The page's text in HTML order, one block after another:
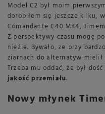
Model C2 był moim
dorobiłem się jeszcze kilku,
Comandante C40 MK4,
Z perspektywy czasu mogę
nieźle. Bywało, że przy
ziarnach do alternatyw
Trzeba mu oddać, że był dość
jakość przemiału.
Nowy młynek